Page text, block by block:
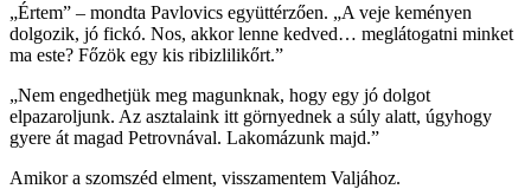
„Értem” – mondta Pavlovics együttérzően. „A veje keményen
dolgozik, jó fickó. Nos, akkor lenne kedved… meglátogatni minket
ma este? Főzök egy kis ribizlilikőrt.”
„Nem engedhetjük meg magunknak, hogy egy jó dolgot
elpazaroljunk. Az asztalaink itt görnyednek a súly alatt, úgyhogy
gyere át magad Petrovnával. Lakomázunk majd.”
Amikor a szomszéd elment, visszamentem Valjához.